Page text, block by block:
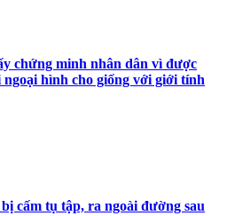
chứng minh nhân dân vì được
hình cho giống với giới tính
cấm tụ tập, ra ngoài đường sau